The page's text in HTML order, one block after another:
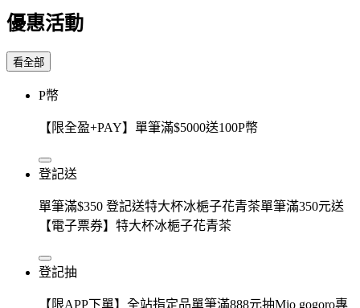
優惠活動
看全部
P幣
【限全盈+PAY】單筆滿$5000送100P幣
登記送
單筆滿$350 登記送特大杯冰梔子花青茶單筆滿350元送
【電子票券】特大杯冰梔子花青茶
登記抽
【限APP下單】全站指定品單筆滿888元抽Mio gogoro專